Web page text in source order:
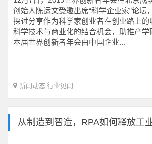
创始人陈运文受邀出席“科学企业家”论坛
探讨分享作为科学家创业者在创业路上的
科学技术与商业化的结合机会，助推产学
本届世界创新者年会由中国企业...
新闻动态’行业见闻
从制造到智造，RPA如何释放工